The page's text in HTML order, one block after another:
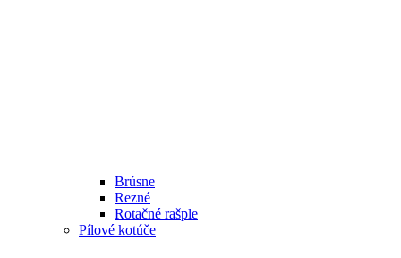
Brúsne
Rezné
Rotačné rašple
Pílové kotúče